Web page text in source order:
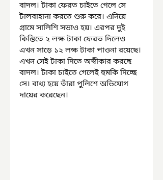
বাদল। টাকা ফেরত চাইতে গেলে সে
টালবাহানা করতে শুরু করে। এনিয়ে
গ্রামে সালিশি সভাও হয়। এরপর দুই
কিস্তিতে ২ লক্ষ টাকা ফেরত দিলেও
এখন সাড়ে ১২ লক্ষ টাকা পাওনা রয়েছে।
এখন সেই টাকা দিতে অস্বীকার করছে
বাদল। টাকা চাইতে গেলেই হুমকি দিচ্ছে
সে। বাধ্য হয়ে তাঁরা পুলিশে অভিযোগ
দায়ের করেছেন।